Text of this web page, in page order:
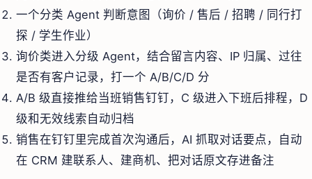
一个分类 Agent 判断意图（询价 / 售后 / 招聘 / 同行打
探 / 学生作业）
询价类进入分级 Agent，结合留言内容、IP 归属、过往
是否有客户记录，打一个 A/B/C/D 分
A/B 级直接推给当班销售钉钉，C 级进入下班后排程，D
级和无效线索自动归档
销售在钉钉里完成首次沟通后，AI 抓取对话要点，自动
在 CRM 建联系人、建商机、把对话原文存进备注